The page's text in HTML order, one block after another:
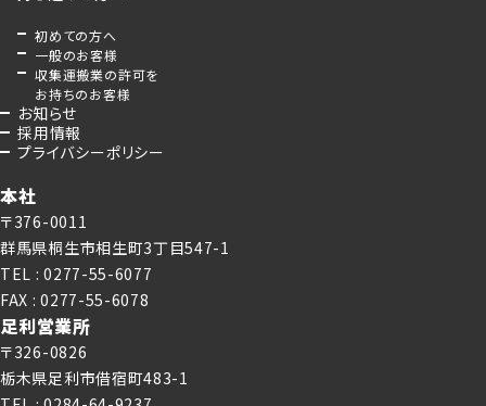
本社
〒376-0011
群馬県桐生市相生町3丁目547-1
TEL : 0277-55-6077
FAX : 0277-55-6078
足利営業所
〒326-0826
栃木県足利市借宿町483-1
初めての方へ
一般のお客様
収集運搬業の許可を
お持ちのお客様
お知らせ
採用情報
プライバシーポリシー